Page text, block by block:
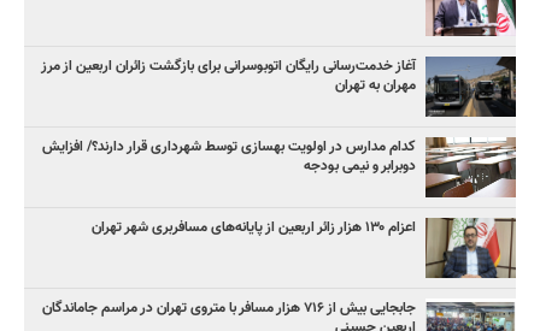
آغاز خدمت‌رسانی رایگان اتوبوسرانی برای بازگشت زائران اربعین از مرز
مهران به تهران
کدام مدارس در اولویت بهسازی توسط شهرداری قرار دارند؟/ افزایش
دوبرابر و نیمی بودجه
اعزام ۱۳۰ هزار زائر اربعین از پایانه‌های مسافربری شهر تهران
جابجایی بیش از ۷۱۶ هزار مسافر با متروی تهران در مراسم جاماندگان